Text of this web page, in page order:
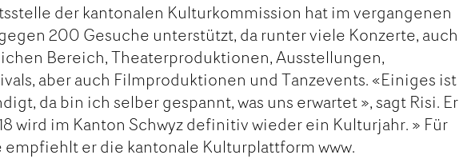
der kantonalen Kulturkommission hat im vergangenen
200 Gesuche unterstützt, da runter viele Konzerte, auch
Bereich, Theaterproduktionen, Ausstellungen,
aber auch Filmproduktionen und Tanzevents. «Einiges ist
da bin ich selber gespannt, was uns erwartet », sagt Risi. Er
wird im Kanton Schwyz definitiv wieder ein Kulturjahr. » Für
er die kantonale Kulturplattform www.